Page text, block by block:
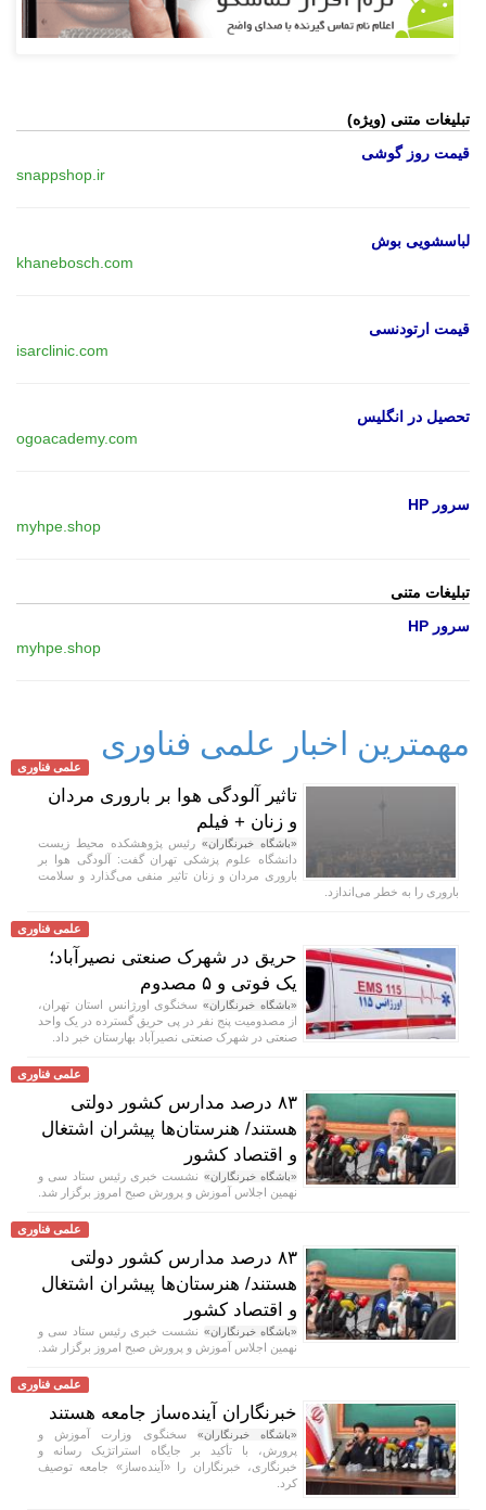
تبلیغات متنی (ویژه)
قیمت روز گوشی
snappshop.ir
لباسشویی بوش
khanebosch.com
قیمت ارتودنسی
isarclinic.com
تحصیل در انگلیس
ogoacademy.com
سرور HP
myhpe.shop
تبلیغات متنی
سرور HP
myhpe.shop
مهمترین اخبار علمی فناوری
علمی فناوری
تاثیر آلودگی هوا بر باروری مردان
و زنان + فیلم
«باشگاه خبرنگاران»رئیس پژوهشکده محیط زیست
دانشگاه علوم پزشکی تهران گفت: آلودگی هوا بر
باروری مردان و زنان تاثیر منفی می‌گذارد و سلامت
باروری را به خطر می‌اندازد.
علمی فناوری
حریق در شهرک صنعتی نصیرآباد؛
یک فوتی و ۵ مصدوم
«باشگاه خبرنگاران»سخنگوی اورژانس استان تهران،
از مصدومیت پنج نفر در پی حریق گسترده در یک واحد
صنعتی در شهرک صنعتی نصیرآباد بهارستان خبر داد.
علمی فناوری
۸۳ درصد مدارس کشور دولتی
هستند/ هنرستان‌ها پیشران اشتغال
و اقتصاد کشور
«باشگاه خبرنگاران» نشست خبری رئیس ستاد سی و
نهمین اجلاس آموزش و پرورش صبح امروز برگزار شد.
علمی فناوری
۸۳ درصد مدارس کشور دولتی
هستند/ هنرستان‌ها پیشران اشتغال
و اقتصاد کشور
«باشگاه خبرنگاران» نشست خبری رئیس ستاد سی و
نهمین اجلاس آموزش و پرورش صبح امروز برگزار شد.
علمی فناوری
خبرنگاران آینده‌ساز جامعه هستند
«باشگاه خبرنگاران» سخنگوی وزارت آموزش و
پرورش، با تأکید بر جایگاه استراتژیک رسانه و
خبرنگاری، خبرنگاران را «آینده‌ساز» جامعه توصیف
کرد.